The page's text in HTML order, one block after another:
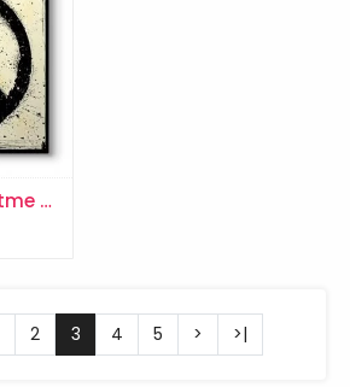
Barış İşareti Eskitme Tablosu
2 3 4 5 > >|